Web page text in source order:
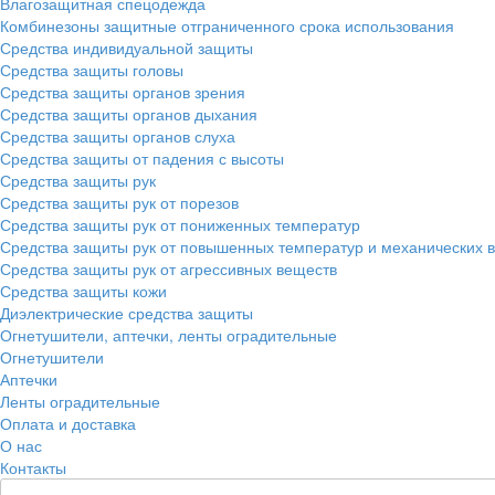
Комбинезоны защитные отграниченного срока использования
Средства индивидуальной защиты
Средства защиты головы
Средства защиты органов зрения
Средства защиты органов дыхания
Средства защиты органов слуха
Средства защиты от падения с высоты
Средства защиты рук
Средства защиты рук от порезов
Средства защиты рук от пониженных температур
Средства защиты рук от повышенных температур и механических
Средства защиты рук от агрессивных веществ
Средства защиты кожи
Диэлектрические средства защиты
Огнетушители, аптечки, ленты оградительные
Огнетушители
Аптечки
Ленты оградительные
Оплата и доставка
О нас
Контакты